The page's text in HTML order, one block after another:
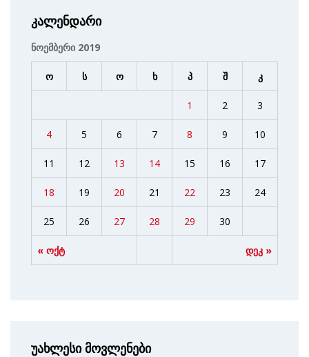
კალენდარი
ნოემბერი 2019
ო ს ო ხ პ შ კ
« ოქტ დეკ »
1 2 3
4 5 6 7 8 9 10
11 12 13 14 15 16 17
18 19 20 21 22 23 24
25 26 27 28 29 30
უახლესი მოვლენები